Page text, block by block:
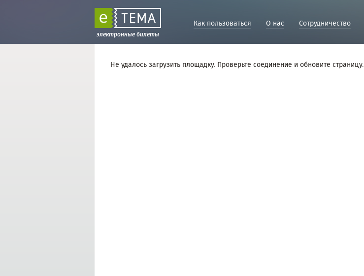
электронные билеты
Как пользоваться О нас Сотрудничество
Не удалось загрузить площадку. Проверьте соединение и обновите страницу.